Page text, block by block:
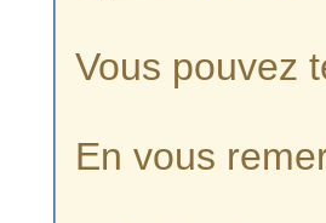
Vous pouvez
En vous